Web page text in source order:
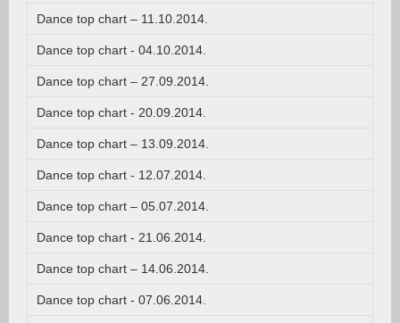
Dance top chart – 11.10.2014.
Dance top chart - 04.10.2014.
Dance top chart – 27.09.2014.
Dance top chart - 20.09.2014.
Dance top chart – 13.09.2014.
Dance top chart - 12.07.2014.
Dance top chart – 05.07.2014.
Dance top chart - 21.06.2014.
Dance top chart – 14.06.2014.
Dance top chart - 07.06.2014.